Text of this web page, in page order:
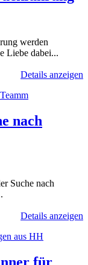
werden
Liebe dabei...
Details anzeigen
nach
Suche nach
Details anzeigen